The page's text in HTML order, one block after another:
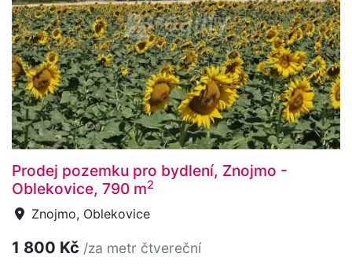
Prodej pozemku pro bydlení, Znojmo -
Oblekovice, 790 m2
Znojmo, Oblekovice
1 800 Kč /za metr čtvereční